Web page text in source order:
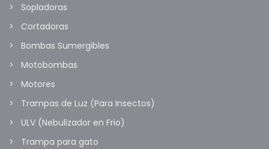
Sopladoras
Cortadoras
Bombas Sumergibles
Motobombas
Motores
Trampas de Luz (Para Insectos)
ULV (Nebulizador en Frio)
Trampa para gato